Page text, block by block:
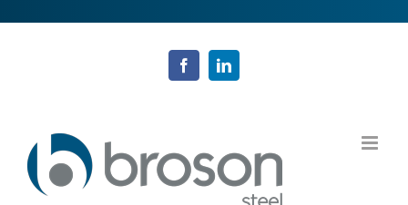
FacebookLinkedIn